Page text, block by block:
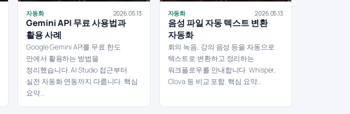
자동화 2026.05.13
Gemini API 무료 사용법과
활용 사례
Google Gemini API를 무료 한도
안에서 활용하는 방법을
정리했습니다. AI Studio 접근부터
실전 자동화 연동까지 다룹니다. 핵심
요약...
자동화 2026.05.13
음성 파일 자동 텍스트 변환
자동화
회의 녹음, 강의 음성 등을 자동으로
텍스트로 변환하고 정리하는
워크플로우를 안내합니다. Whisper,
Clova 등 비교 포함. 핵심 요약...